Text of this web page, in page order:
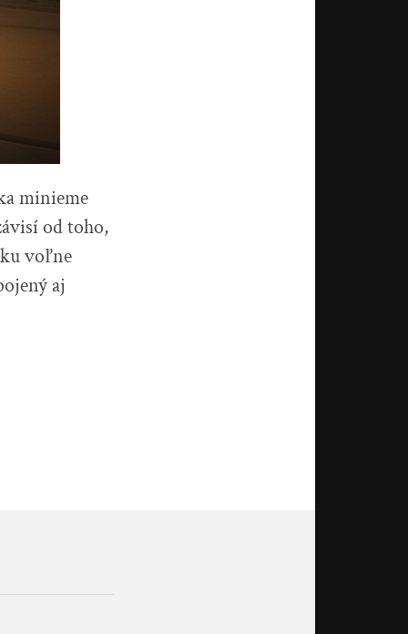
minieme
od toho,
voľne
aj